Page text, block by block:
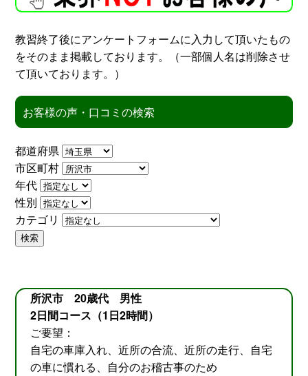
教習終了後にアンケートフォームに入力して頂いたもの
をそのまま掲載しております。（一部個人名は削除させ
て頂いております。）
お客様の声・口コミの検索
都道府県
市区町村
年代
性別
カテゴリ
検索
所沢市 20歳代 男性
2日間コース（1日2時間）
ご要望：
自宅の車庫入れ、近所の合流、近所の走行、自宅
の車に慣れる、自分のお稽古事のため